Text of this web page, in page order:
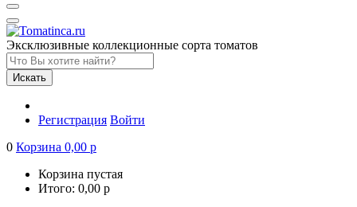
Эксклюзивные коллекционные сорта томатов
Искать
Регистрация Войти
0 Корзина 0,00 р
Корзина пустая
Итого: 0,00 р